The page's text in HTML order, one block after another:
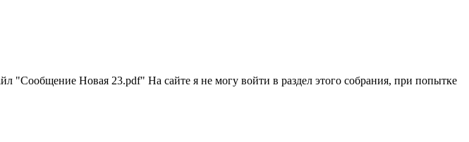
Новая 23.pdf" На сайте я не могу войти в раздел этого собрания, при попытке